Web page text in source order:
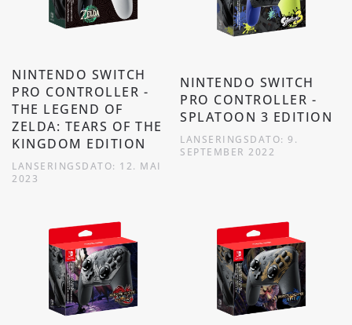
NINTENDO SWITCH
PRO CONTROLLER -
THE LEGEND OF
ZELDA: TEARS OF THE
KINGDOM EDITION
LANSERINGSDATO: 12. MAI
2023
NINTENDO SWITCH
PRO CONTROLLER -
SPLATOON 3 EDITION
LANSERINGSDATO: 9.
SEPTEMBER 2022